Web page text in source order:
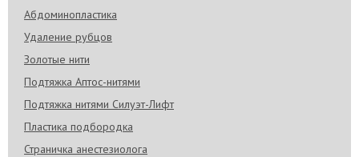
Абдоминопластика
Удаление рубцов
Золотые нити
Подтяжка Аптос-нитями
Подтяжка нитями Силуэт-Лифт
Пластика подбородка
Страничка анестезиолога